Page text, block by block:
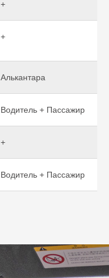
+
+
Алькантара
Водитель + Пассажир
+
Водитель + Пассажир